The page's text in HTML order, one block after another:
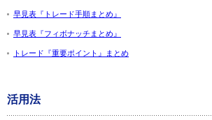
早見表『トレード手順まとめ』
早見表『フィボナッチまとめ』
トレード『重要ポイント』まとめ
活用法